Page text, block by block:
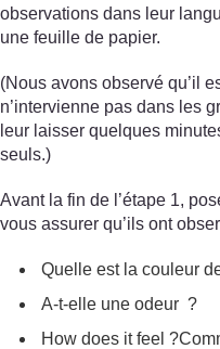
observations dans leur
une feuille de papier.
(Nous avons observé qu’il
n’intervienne pas dans les
leur laisser quelques
seuls.)
Avant la fin de l’étape 1,
vous assurer qu’ils ont
Quelle est la couleur
A-t-elle une odeur ?
How does it feel